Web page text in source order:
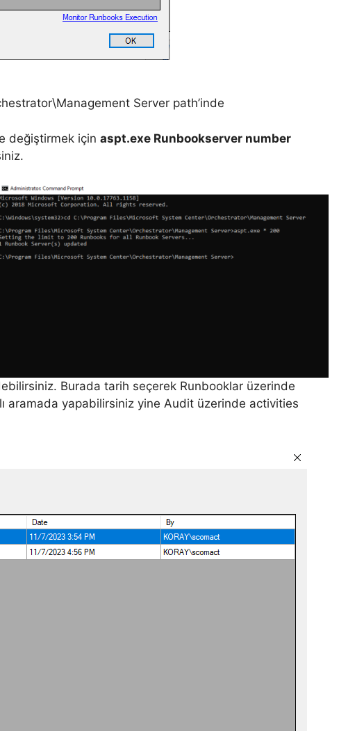
Server path’inde
değiştirmek için aspt.exe Runbookserver number
Burada tarih seçerek Runbooklar üzerinde
aramada yapabilirsiniz yine Audit üzerinde activities